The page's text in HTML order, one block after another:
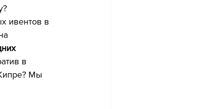
ивентов в
в
Мы